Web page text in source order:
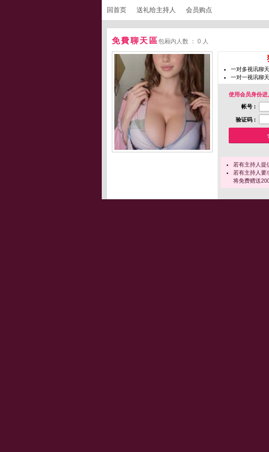
回首页 送礼给主持人 会员购点
免費聊天區包厢内人数 ： 0 人
一对多视讯聊
一对一视讯聊
使用会员身份进
帐号 :
验证码 :
若有主持人提
若有主持人要
将免费赠送